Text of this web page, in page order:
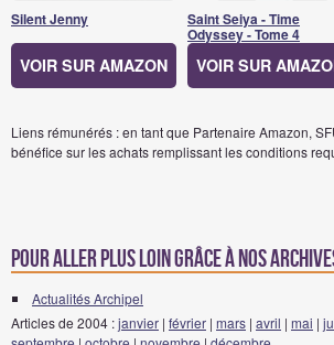
Silent Jenny
VOIR SUR AMAZON
Saint Seiya - Time
Odyssey - Tome 4
VOIR SUR
Liens rémunérés : en tant que Partenaire Amazon,
bénéfice sur les achats remplissant les conditions
Pour aller plus loin grâce à nos
Actualités Archipel
Articles de 2004 :janvier | février | mars | avril | mai |